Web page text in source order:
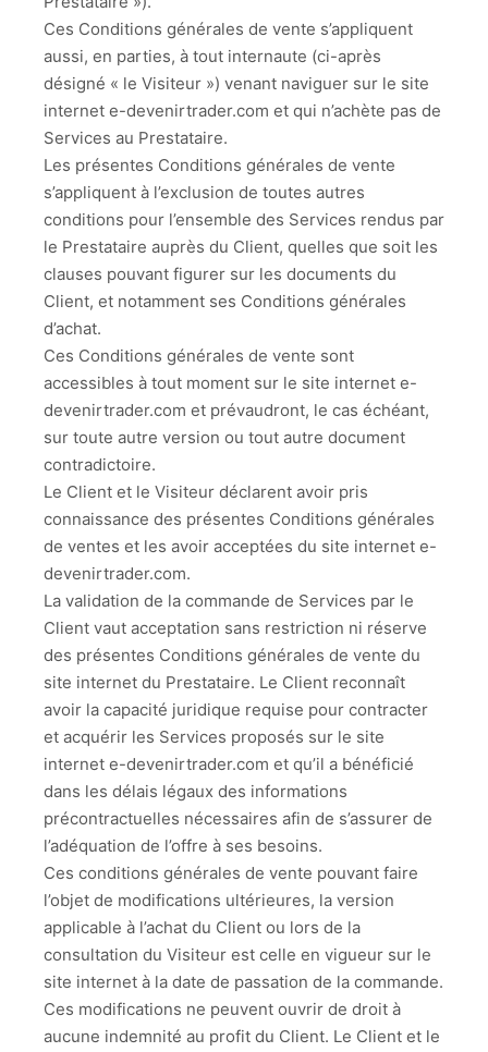
Ces Conditions générales de vente s’appliquent
aussi, en parties, à tout internaute (ci-après
désigné « le Visiteur ») venant naviguer sur le site
internet e-devenirtrader.com et qui n’achète pas de
Services au Prestataire.
Les présentes Conditions générales de vente
s’appliquent à l’exclusion de toutes autres
conditions pour l’ensemble des Services rendus par
le Prestataire auprès du Client, quelles que soit les
clauses pouvant figurer sur les documents du
Client, et notamment ses Conditions générales
d’achat.
Ces Conditions générales de vente sont
accessibles à tout moment sur le site internet e-
devenirtrader.com et prévaudront, le cas échéant,
sur toute autre version ou tout autre document
contradictoire.
Le Client et le Visiteur déclarent avoir pris
connaissance des présentes Conditions générales
de ventes et les avoir acceptées du site internet e-
devenirtrader.com.
La validation de la commande de Services par le
Client vaut acceptation sans restriction ni réserve
des présentes Conditions générales de vente du
site internet du Prestataire. Le Client reconnaît
avoir la capacité juridique requise pour contracter
et acquérir les Services proposés sur le site
internet e-devenirtrader.com et qu’il a bénéficié
dans les délais légaux des informations
précontractuelles nécessaires afin de s’assurer de
l’adéquation de l’offre à ses besoins.
Ces conditions générales de vente pouvant faire
l’objet de modifications ultérieures, la version
applicable à l’achat du Client ou lors de la
consultation du Visiteur est celle en vigueur sur le
site internet à la date de passation de la commande.
Ces modifications ne peuvent ouvrir de droit à
aucune indemnité au profit du Client. Le Client et le